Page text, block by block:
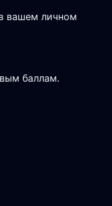
вашем личном
баллам.